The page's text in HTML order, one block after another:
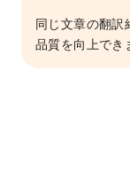
同じ文章の翻訳
品質を向上でき